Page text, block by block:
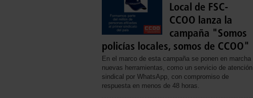
Local de FSC-
CCOO lanza la
campaña "Somos
policías locales, somos de CCOO"
En el marco de esta campaña se ponen en marcha
nuevas herramientas, como un servicio de atención
sindical por WhatsApp, con compromiso de
respuesta en menos de 48 horas.